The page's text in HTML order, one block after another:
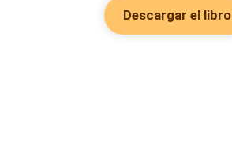
Descargar el libro